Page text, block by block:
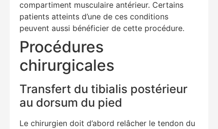
compartiment musculaire antérieur. Certains
patients atteints d’une de ces conditions
peuvent aussi bénéficier de cette procédure.
Procédures
chirurgicales
Transfert du tibialis postérieur
au dorsum du pied
Le chirurgien doit d’abord relâcher le tendon du